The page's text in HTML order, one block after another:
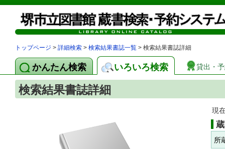
トップページ > 詳細検索 > 検索結果書誌一覧 > 検索結果書誌詳細
かんたん検索 いろいろ検索 貸出・
検索結果書誌詳細
現
所